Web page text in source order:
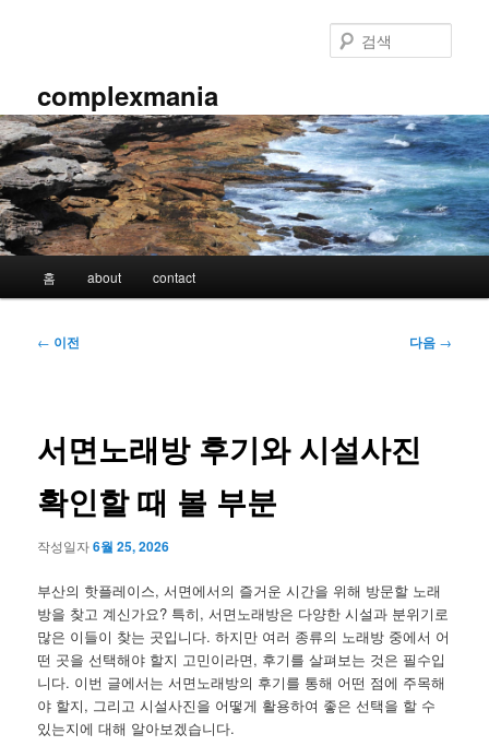
츠
로
뛰
어
넘
기
complexmania
색
홈 about contact
글
션
← 이전 다음 →
서면노래방 후기와 시설사진
확인할 때 볼 부분
작성일자6월 25, 2026
부산의 핫플레이스, 서면에서의 즐거운 시간을 위해 방문할 노래
방을 찾고 계신가요? 특히, 서면노래방은 다양한 시설과 분위기로
많은 이들이 찾는 곳입니다. 하지만 여러 종류의 노래방 중에서 어
떤 곳을 선택해야 할지 고민이라면, 후기를 살펴보는 것은 필수입
니다. 이번 글에서는 서면노래방의 후기를 통해 어떤 점에 주목해
야 할지, 그리고 시설사진을 어떻게 활용하여 좋은 선택을 할 수
있는지에 대해 알아보겠습니다.